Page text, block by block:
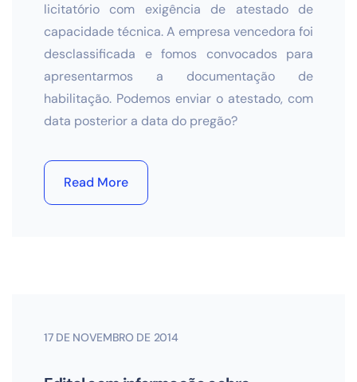
licitatório com exigência de atestado de
capacidade técnica. A empresa vencedora foi
desclassificada e fomos convocados para
apresentarmos a documentação de
habilitação. Podemos enviar o atestado, com
data posterior a data do pregão?
Read More
17 DE NOVEMBRO DE 2014